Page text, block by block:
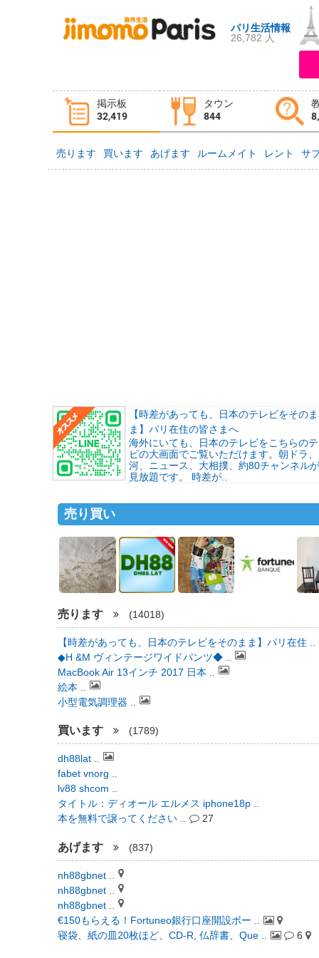
パリ生活情報
26,782 人
掲示板
32,419
タウン
844
タウン情報 教えて！
売ります 買います あげます ルームメイト レント サ
【時差があっても、日本のテレビをそのま
ま】パリ在住の皆さまへ
海外にいても、日本のテレビをこちらの
ビの大画面でご覧いただけます。朝ドラ
河、ニュース、大相撲、約80チャンネル
見放題です。 時差が..
売り買い
売ります (14018)
【時差があっても、日本のテレビをそのまま】パリ在住 ..
◆H &M ヴィンテージワイドパンツ◆ ..
MacBook Air 13インチ 2017 日本 ..
絵本 ..
小型電気調理器 ..
買います (1789)
dh88lat ..
fabet vnorg ..
lv88 shcom ..
タイトル：ディオール エルメス iphone18p ..
本を無料で譲ってください ..
27
あげます (837)
nh88gbnet ..
nh88gbnet ..
nh88gbnet ..
€150もらえる！Fortuneo銀行口座開設ボー ..
寝袋、紙の皿20枚ほど、CD-R, 仏辞書、Que ..
6